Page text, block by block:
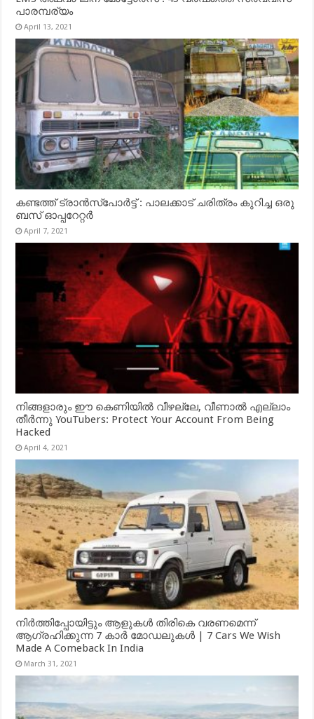
പാരമ്പര്യം
April 13, 2021
കണ്ടത്ത് ട്രാൻസ്‌പോർട്ട് : പാലക്കാട് ചരിത്രം കുറിച്ച ഒരു
ബസ് ഓപ്പറേറ്റർ
April 7, 2021
നിങ്ങളാരും ഈ കെണിയിൽ വീഴല്ലേ, വീണാൽ എല്ലാം
തീർന്നു YouTubers: Protect Your Account From Being
Hacked
April 4, 2021
നിർത്തിപ്പോയിട്ടും ആളുകൾ തിരികെ വരണമെന്ന്
ആഗ്രഹിക്കുന്ന 7 കാർ മോഡലുകൾ | 7 Cars We Wish
Made A Comeback In India
March 31, 2021